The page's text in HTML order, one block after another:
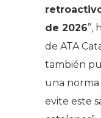
de 2026”,
de ATA
también
una
evite este